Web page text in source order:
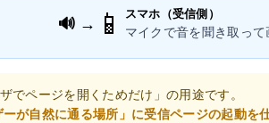
🔊 → 📱
スマホ（受信側）
マイクで音を聞き取っ
でページを開くためだけ」の用途です。
が自然に通る場所」に受信ページの起動を